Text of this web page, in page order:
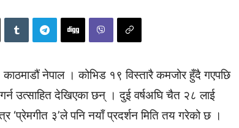
काठमाडौं नेपाल । कोभिड १९ विस्तारै कमजोर हुँदै गएपछि
उत्साहित देखिएका छन् । दुई वर्षअघि चैत २८ लाई
‘प्रेमगीत ३’ले पनि नयाँ प्रदर्शन मिति तय गरेको छ ।